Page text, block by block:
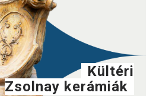
Kültéri
Zsolnay kerámiák